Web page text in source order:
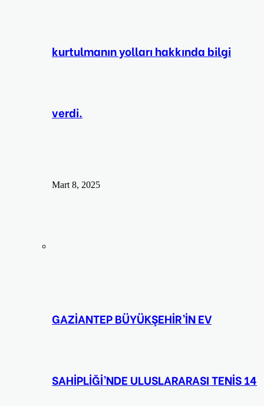
kurtulmanın yolları hakkında bilgi
verdi.
Mart 8, 2025
GAZİANTEP BÜYÜKŞEHİR’İN EV
SAHİPLİĞİ’NDE ULUSLARARASI TENİS 14